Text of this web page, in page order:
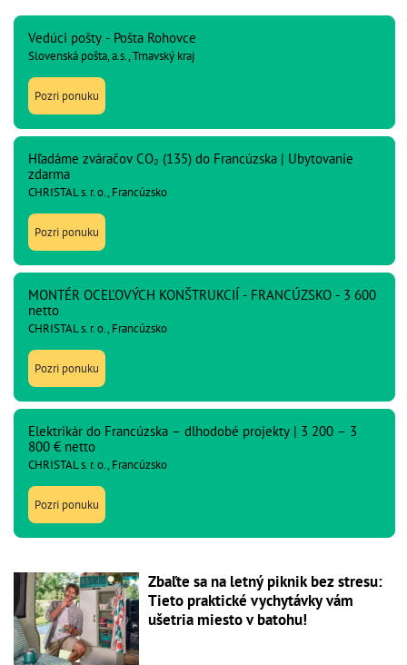
Vedúci pošty - Pošta Rohovce
Slovenská pošta, a.s., Trnavský kraj
Pozri ponuku
Hľadáme zváračov CO₂ (135) do Francúzska | Ubytovanie
zdarma
CHRISTAL s. r. o., Francúzsko
Pozri ponuku
MONTÉR OCEĽOVÝCH KONŠTRUKCIÍ - FRANCÚZSKO - 3 600
netto
CHRISTAL s. r. o., Francúzsko
Pozri ponuku
Elektrikár do Francúzska – dlhodobé projekty | 3 200 – 3
800 € netto
CHRISTAL s. r. o., Francúzsko
Pozri ponuku
Zbaľte sa na letný piknik bez stresu:
Tieto praktické vychytávky vám
ušetria miesto v batohu!